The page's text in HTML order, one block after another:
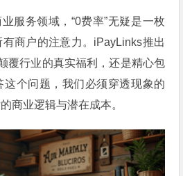
服务领域，“0费率”无疑是一枚
商户的注意力。iPayLinks推出
覆行业的真实福利，还是精心包
个问题，我们必须穿透现象的
商业逻辑与潜在成本。